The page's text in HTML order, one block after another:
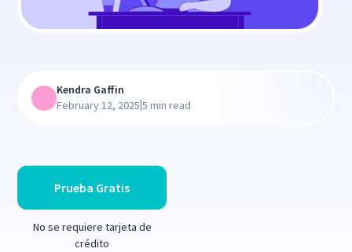
Prueba Gratis
No se requiere tarjeta de
crédito
Kendra Gaffin
February 12, 2025|5 min read